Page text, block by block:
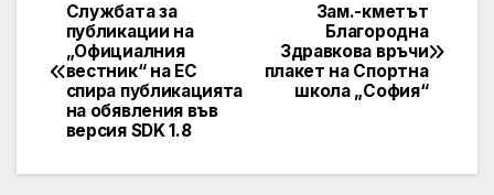
Post
navigation
Зам.-кметът
Благородна
Здравкова връчи
плакет на Спортна
школа „София“
Службата за
публикации на
„Официалния
вестник“ на ЕС
спира публикацията
на обявления във
версия SDK 1.8